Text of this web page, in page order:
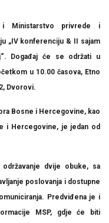
i Ministarstvo privrede i
„IV konferenciju & II sajam
. Događaj će se održati u
u 10.00 časova, Etno
Dvorovi.
Bosne i Hercegovine, kao
i Hercegovine, je jedan od
dvije obuke, sa
poslovanja i dostupne
Predviđena je i
MSP, gdje će biti